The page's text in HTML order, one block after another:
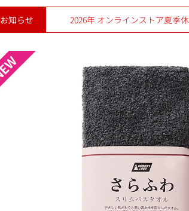
お知らせ 2026年 オンラインストア夏季